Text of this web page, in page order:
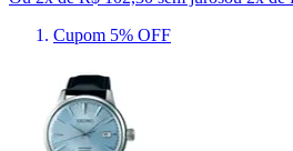
Cupom 5% OFF